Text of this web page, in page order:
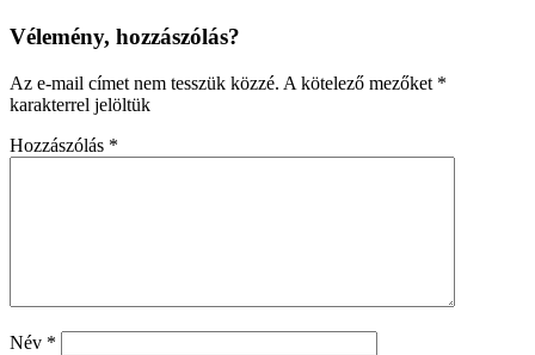
Vélemény, hozzászólás?
Az e-mail címet nem tesszük közzé. A kötelező mezőket *
karakterrel jelöltük
Hozzászólás *
Név *